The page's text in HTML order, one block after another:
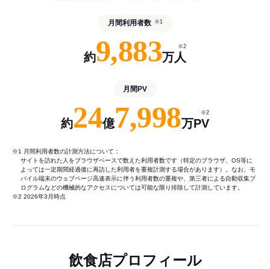
月間利用者数 ※1
約9,883万人
※2
月間PV
約24億7,998万PV
※2
※1 月間利用者数の計測方法について：
サイトを訪れた人をブラウザベースで数えた利用者数です（特定のブラウザ、OS等に
よっては一定期間経過後に再訪した利用者を重複計測する場合があります）。なお、モ
バイル端末のウェブページ高速表示に伴う利用者数の重複や、第三者による自動収集プ
ログラムなどの機械的なアクセスについては可能な限り排除して計測しています。
※2 2026年3月時点
飲食店プロフィール